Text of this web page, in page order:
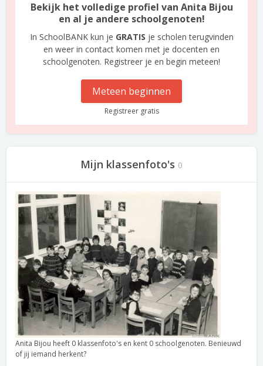
Bekijk het volledige profiel van Anita Bijou
en al je andere schoolgenoten!
In SchoolBANK kun je GRATIS je scholen terugvinden
en weer in contact komen met je docenten en
schoolgenoten. Registreer je en begin meteen!
Meteen beginnen
Registreer gratis
Mijn klassenfoto's 0
Anita Bijou heeft 0 klassenfoto's en kent 0 schoolgenoten. Benieuwd
of jij iemand herkent?